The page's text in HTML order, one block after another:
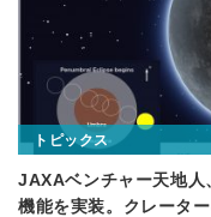
トピックス
JAXAベンチャー天地人
機能を実装。クレータ